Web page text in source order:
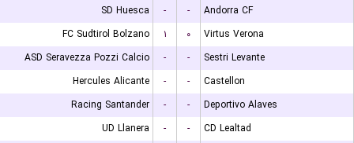
SD Huesca
- -
Andorra CF
FC Sudtirol Bolzano
۱ ۰
Virtus Verona
ASD Seravezza Pozzi Calcio
- -
Sestri Levante
Hercules Alicante
- -
Castellon
Racing Santander
- -
Deportivo Alaves
UD Llanera
- -
CD Lealtad